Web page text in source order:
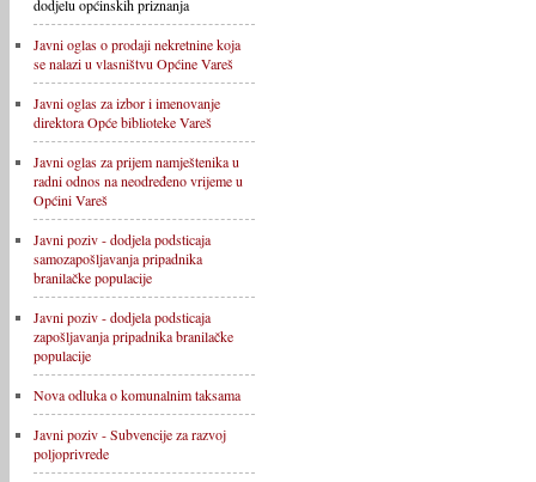
dodjelu općinskih priznanja
Javni oglas o prodaji nekretnine koja
se nalazi u vlasništvu Općine Vareš
Javni oglas za izbor i imenovanje
direktora Opće biblioteke Vareš
Javni oglas za prijem namještenika u
radni odnos na neodređeno vrijeme u
Općini Vareš
Javni poziv - dodjela podsticaja
samozapošljavanja pripadnika
branilačke populacije
Javni poziv - dodjela podsticaja
zapošljavanja pripadnika branilačke
populacije
Nova odluka o komunalnim taksama
Javni poziv - Subvencije za razvoj
poljoprivrede